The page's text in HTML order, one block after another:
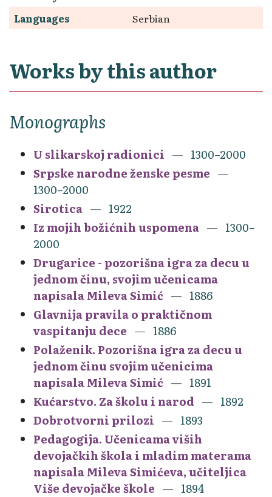
Languages
Serbian
Works by this author
Monographs
U slikarskoj radionici
1300–2000
Srpske narodne ženske pesme
1300–2000
Sirotica
1922
Iz mojih božićnih uspomena
1300–
2000
Drugarice - pozorišna igra za decu u
jednom činu, svojim učenicama
napisala Mileva Simić
1886
Glavnija pravila o praktičnom
vaspitanju dece
1886
Polaženik. Pozorišna igra za decu u
jednom činu svojim učenicima
napisala Mileva Simić
1891
Kućarstvo. Za školu i narod
1892
Dobrotvorni prilozi
1893
Pedagogija. Učenicama viših
devojačkih škola i mladim materama
napisala Mileva Simićeva, učiteljica
Više devojačke škole
1894